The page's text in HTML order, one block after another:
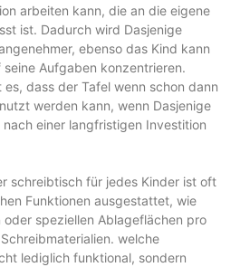
arbeiten kann, die an die eigene
ist. Dadurch wird Dasjenige
ebenso das Kind kann
Aufgaben konzentrieren.
dass der Tafel wenn schon dann
werden kann, wenn Dasjenige
einer langfristigen Investition
schreibtisch für jedes Kinder ist oft
Funktionen ausgestattet, wie
speziellen Ablageflächen pro
welche
lediglich funktional, sondern